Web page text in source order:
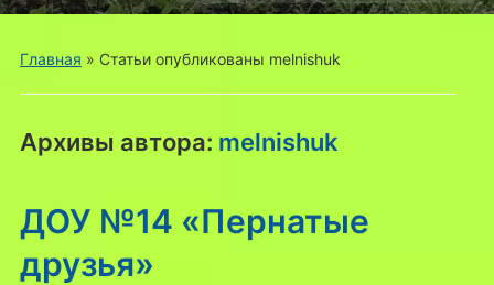
меню
Главная » Статьи опубликованы melnishuk
Архивы автора: melnishuk
ДОУ №14 «Пернатые
друзья»